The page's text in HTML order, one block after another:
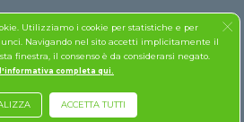
S.R.L. P.I. 02979990609
Utilizziamo i cookie per statistiche e per
Navigando nel sito accetti implicitamente il
finestra, il consenso è da considerarsi negato.
completa qui.
ACCETTA TUTTI